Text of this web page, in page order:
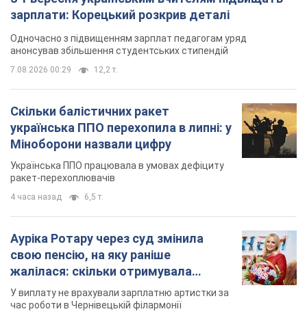
Міноборони назвали цифру
ракет-перехоплювачів
Ауріка Ротару через суд змінила
свою пенсію, на яку раніше
жалілася: скільки отримувала
співачка
час роботи в Чернівецькій філармонії